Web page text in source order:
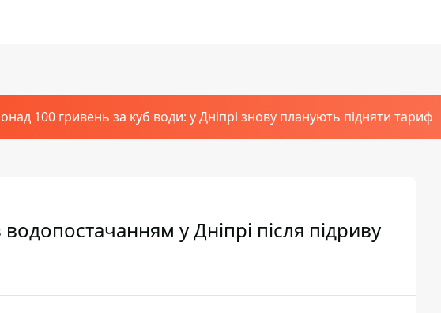
100 гривень за куб води: у Дніпрі знову планують підняти тариф
у Дніпрі після підриву